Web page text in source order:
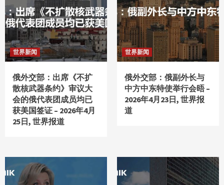
世界新闻
俄外交部：出席《不扩
散核武器条约》审议大
会的俄代表团成员均已
获美国签证 – 2026年4月
25日, 世界报道
世界新闻
俄外交部：俄副外长与
中方中东特使举行会晤 –
2026年4月23日, 世界报
道